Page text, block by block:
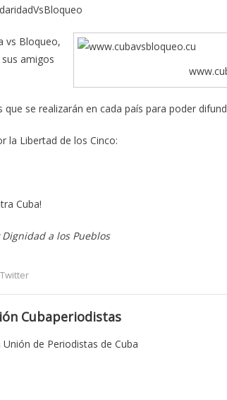
vs Bloqueo,
amigos
que se realizarán en cada país para poder
la Libertad de los Cinco:
Cuba!
a los Pueblos
Twitter
Cubaperiodistas
Unión de Periodistas de Cuba